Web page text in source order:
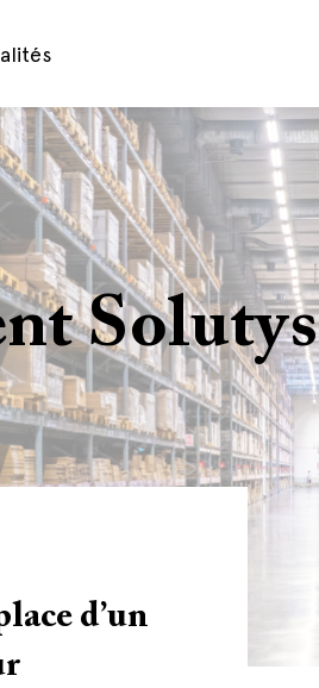
Solutys
d’un